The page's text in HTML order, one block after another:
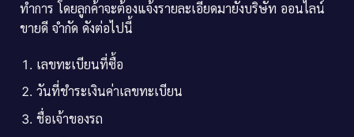
ทำการ โดยลูกค้าจะต้องแจ้งรายละเอียดมายังบริษัท ออนไลน์
ขายดี จำกัด ดังต่อไปนี้
เลขทะเบียนที่ซื้อ
วันที่ชำระเงินค่าเลขทะเบียน
ชื่อเจ้าของรถ